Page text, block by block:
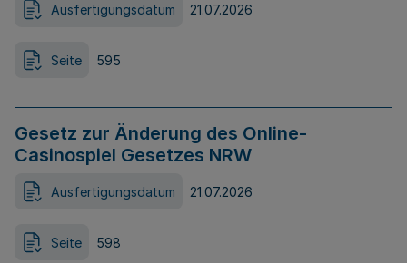
Ausfertigungsdatum 21.07.2026
Seite 595
Gesetz zur Änderung des Online-
Casinospiel Gesetzes NRW
Ausfertigungsdatum 21.07.2026
Seite 598